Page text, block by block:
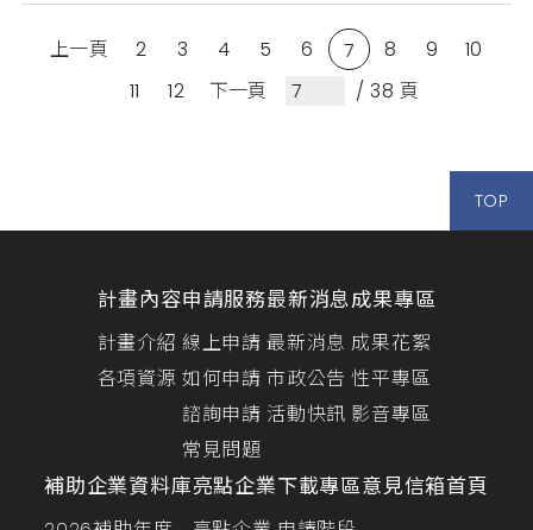
上一頁 2 3 4 5 6 7 8 9
10
11
12 下一頁 / 38 頁
TOP
計畫內容
計畫介紹
各項資源
申請服務
線上申請
如何申請
諮詢申請
常見問題
最新消息
最新消息
市政公告
活動快訊
成果專區
成果花絮
性平專區
影音專區
補助企業資料庫亮點企業下載專區意見信箱首頁